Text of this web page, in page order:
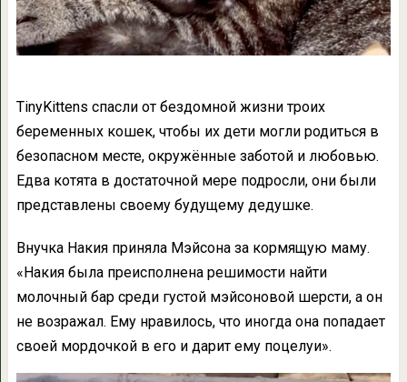
TinyKittens спасли от бездомной жизни троих
беременных кошек, чтобы их дети могли родиться в
безопасном месте, окружённые заботой и любовью.
Едва котята в достаточной мере подросли, они были
представлены своему будущему дедушке.
Внучка Накия приняла Мэйсона за кормящую маму.
«Накия была преисполнена решимости найти
молочный бар среди густой мэйсоновой шерсти, а он
не возражал. Ему нравилось, что иногда она попадает
своей мордочкой в его и дарит ему поцелуи».